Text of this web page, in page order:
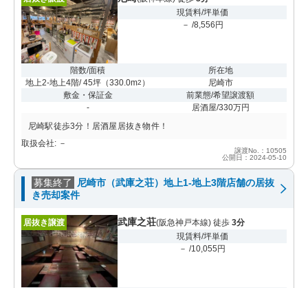
現賃料/坪単価
－ /8,556円
階数/面積
地上2-地上4階/ 45坪 （330.0m2 ）
所在地
尼崎市
敷金・保証金
-
前業態/希望譲渡額
居酒屋/330万円
尼崎駅徒歩3分！居酒屋居抜き物件！
取扱会社: －
譲渡No.：10505
公開日：2024-05-10
募集終了
尼崎市（武庫之荘）地上1-地上3階店舗の居抜
き売却案件
居抜き譲渡 武庫之荘(阪急神戸本線) 徒歩 3分
現賃料/坪単価
－ /10,055円